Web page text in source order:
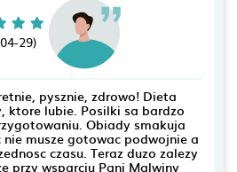
29)
pysznie, zdrowo! Dieta
ktore lubie. Posilki sa bardzo
Obiady smakuja
nie musze gotowac podwojnie a
czasu. Teraz duzo zalezy
przy wsparciu Pani Malwiny